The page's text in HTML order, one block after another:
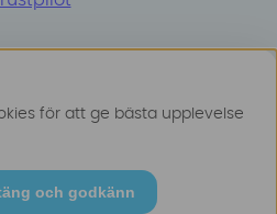
här
för att ge bästa upplevelse
och godkänn